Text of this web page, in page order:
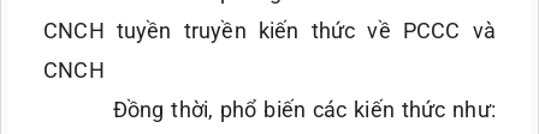
CNCH tuyền truyền kiến thức về PCCC và
CNCH
Đồng thời, phổ biến các kiến thức như: